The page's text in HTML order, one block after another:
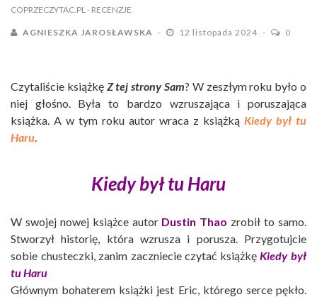
COPRZECZYTAC.PL - RECENZJE
AGNIESZKA JAROSŁAWSKA 12 listopada 2024 0
Czytaliście książkę Z tej strony Sam? W zeszłym roku było o
niej głośno. Była to bardzo wzruszająca i poruszająca
książka. A w tym roku autor wraca z książką Kiedy był tu
Haru.
Kiedy był tu Haru
W swojej nowej książce autor Dustin Thao zrobił to samo.
Stworzył historię, która wzrusza i porusza. Przygotujcie
sobie chusteczki, zanim zaczniecie czytać książkę Kiedy był
tu Haru
Głównym bohaterem książki jest Eric, którego serce pękło.